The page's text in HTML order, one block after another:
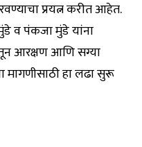
प्रयत्न करीत आहेत.
व पंकजा मुंडे यांना
आरक्षण आणि सग्या
मागणीसाठी हा लढा सुरू